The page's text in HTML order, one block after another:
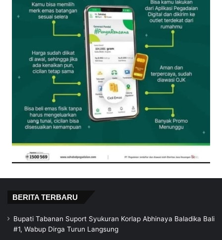
BERITA TERBARU
Bupati Tabanan Suport Syukuran Korlap Abhinaya Baladika Bali
#1, Wabup Dirga Turun Langsung